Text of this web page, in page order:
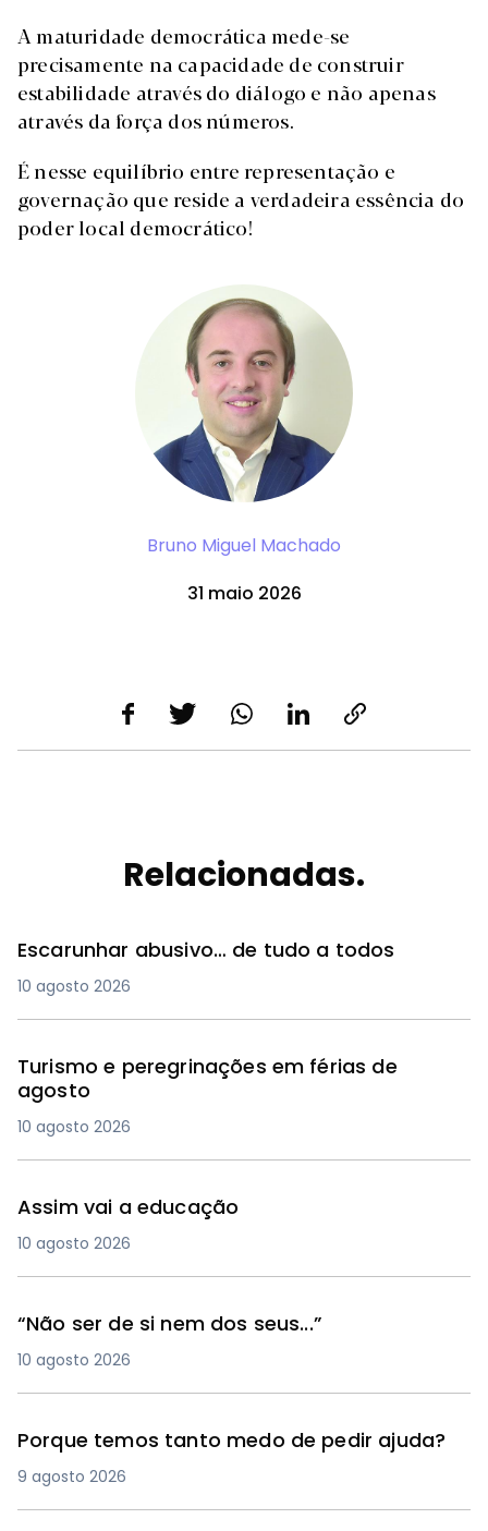
A maturidade democrática mede-se
precisamente na capacidade de construir
estabilidade através do diálogo e não apenas
através da força dos números.
É nesse equilíbrio entre representação e
governação que reside a verdadeira essência do
poder local democrático!
Bruno Miguel Machado
31 maio 2026
Relacionadas.
Escarunhar abusivo… de tudo a todos
10 agosto 2026
Turismo e peregrinações em férias de
agosto
10 agosto 2026
Assim vai a educação
10 agosto 2026
“Não ser de si nem dos seus...”
10 agosto 2026
Porque temos tanto medo de pedir ajuda?
9 agosto 2026